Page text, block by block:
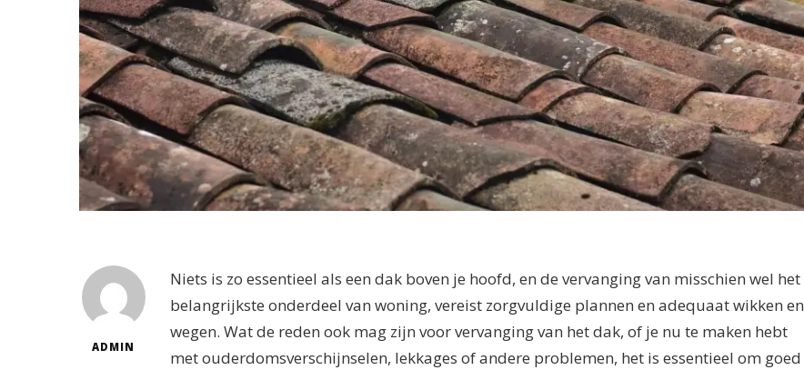
ADMIN
Niets is zo essentieel als een dak boven je hoofd, en de vervanging van misschien wel het
belangrijkste onderdeel van woning, vereist zorgvuldige plannen en adequaat wikken en
wegen. Wat de reden ook mag zijn voor vervanging van het dak, of je nu te maken hebt
met ouderdomsverschijnselen, lekkages of andere problemen, het is essentieel om goed